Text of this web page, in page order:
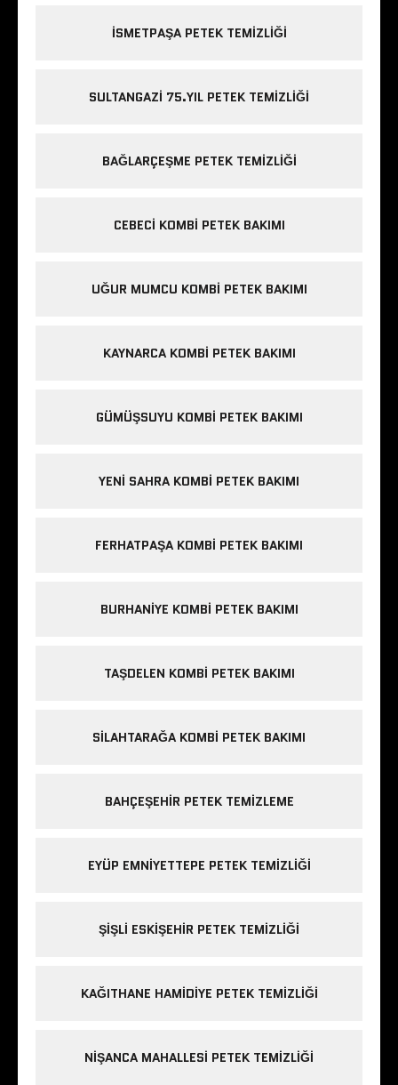
ISMETPAŞA PETEK TEMIZLIĞI
SULTANGAZI 75.YIL PETEK TEMIZLIĞI
BAĞLARÇEŞME PETEK TEMIZLIĞI
CEBECI KOMBI PETEK BAKIMI
UĞUR MUMCU KOMBI PETEK BAKIMI
KAYNARCA KOMBI PETEK BAKIMI
GÜMÜŞSUYU KOMBI PETEK BAKIMI
YENI SAHRA KOMBI PETEK BAKIMI
FERHATPAŞA KOMBI PETEK BAKIMI
BURHANIYE KOMBI PETEK BAKIMI
TAŞDELEN KOMBI PETEK BAKIMI
SILAHTARAĞA KOMBI PETEK BAKIMI
BAHÇEŞEHIR PETEK TEMIZLEME
EYÜP EMNIYETTEPE PETEK TEMIZLIĞI
ŞIŞLI ESKIŞEHIR PETEK TEMIZLIĞI
KAĞITHANE HAMIDIYE PETEK TEMIZLIĞI
NIŞANCA MAHALLESI PETEK TEMIZLIĞI